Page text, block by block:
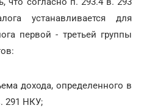
устанавливается для
первой - третьей группы
дохода, определенного в
291 НКУ;